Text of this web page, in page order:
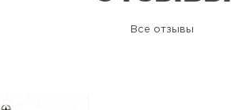
Все отзывы